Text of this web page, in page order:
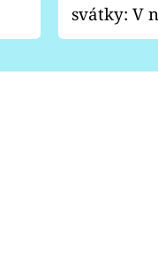
svátky: V
pondělí